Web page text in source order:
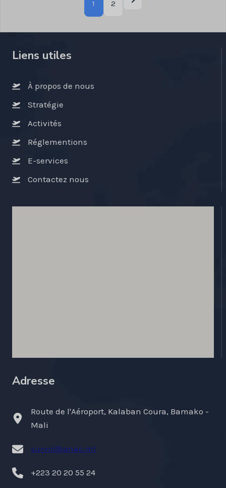
1 2
Liens utiles
À propos de nous
Stratégie
Activités
Réglementions
E-services
Contactez nous
Adresse
Route de l'Aéroport, Kalaban Coura, Bamako -
Mali
survol@anac.ml
+223 20 20 55 24